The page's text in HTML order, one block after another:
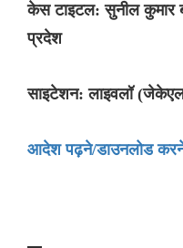
केस टाइटल: सुनील कुमार
प्रदेश
साइटेशन: लाइवलॉ
आदेश पढ़ने/डाउनलोड